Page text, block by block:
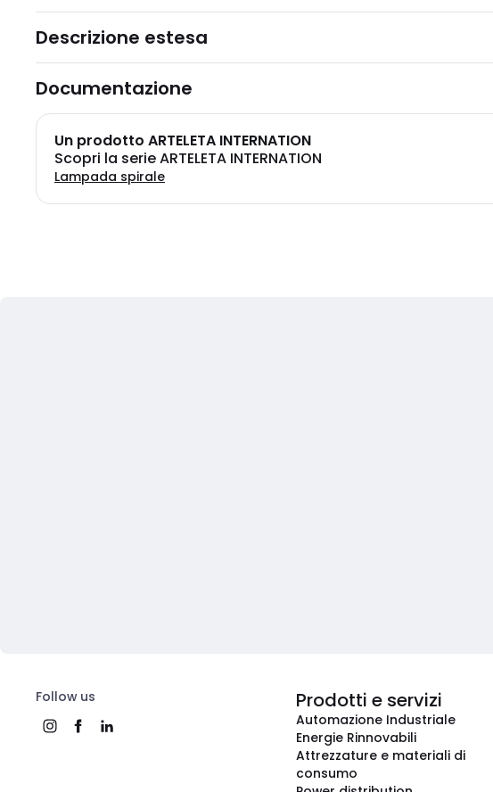
Descrizione estesa
Documentazione
Un prodotto ARTELETA INTERNATION
Scopri la serie ARTELETA INTERNATION
Lampada spirale
Follow us Prodotti e servizi
Automazione Industriale
Energie Rinnovabili
Attrezzature e materiali di
consumo